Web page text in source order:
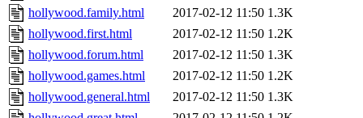
hollywood.family.html
2017-02-12 11:50 1.3K
hollywood.first.html
2017-02-12 11:50 1.2K
hollywood.forum.html
2017-02-12 11:50 1.3K
hollywood.games.html
2017-02-12 11:50 1.2K
hollywood.general.html
2017-02-12 11:50 1.3K